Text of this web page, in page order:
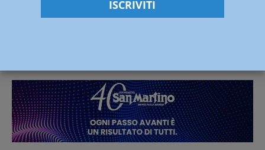
Ausl, sciopero per l’intera giornata di